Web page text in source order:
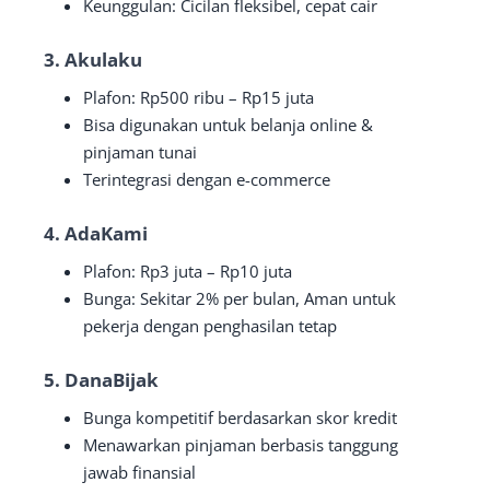
Keunggulan: Cicilan fleksibel, cepat cair
3. Akulaku
Plafon: Rp500 ribu – Rp15 juta
Bisa digunakan untuk belanja online &
pinjaman tunai
Terintegrasi dengan e-commerce
4. AdaKami
Plafon: Rp3 juta – Rp10 juta
Bunga: Sekitar 2% per bulan, Aman untuk
pekerja dengan penghasilan tetap
5. DanaBijak
Bunga kompetitif berdasarkan skor kredit
Menawarkan pinjaman berbasis tanggung
jawab finansial